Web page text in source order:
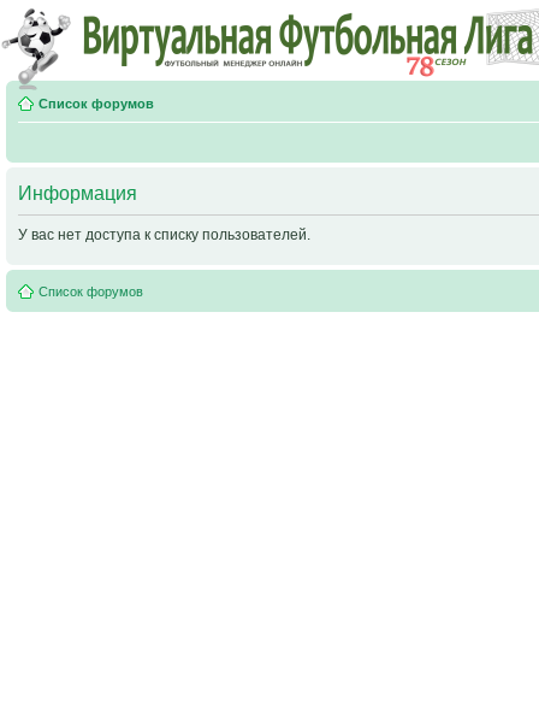
Список форумов
Информация
У вас нет доступа к списку пользователей.
Список форумов